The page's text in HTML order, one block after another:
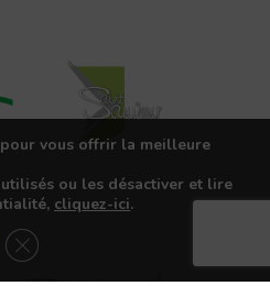
vous offrir la meilleure
ou les désactiver et lire
cliquez-ici.
Fermer la bannière des cookies